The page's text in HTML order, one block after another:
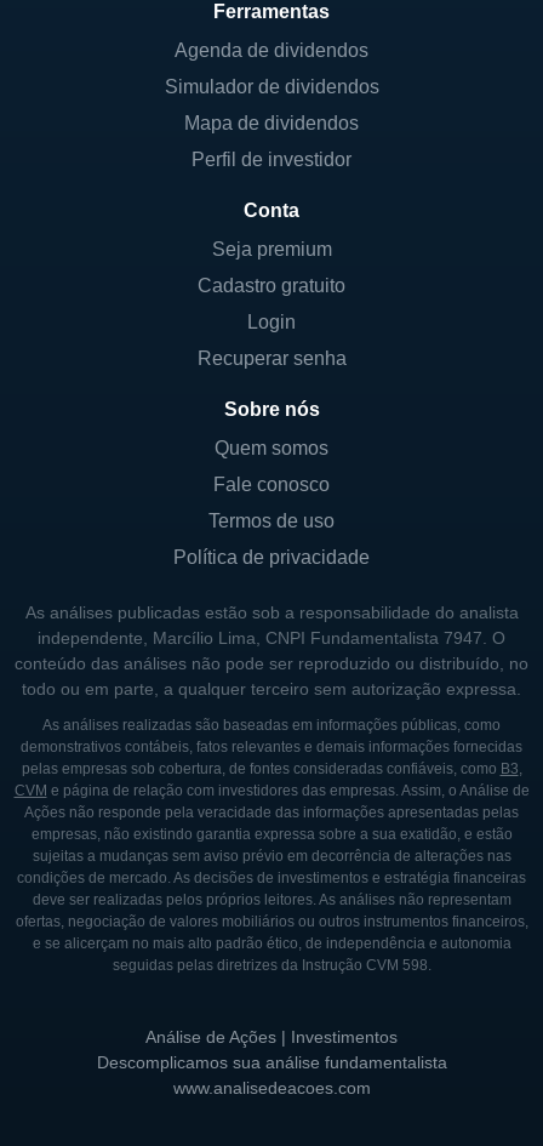
Ferramentas
Agenda de dividendos
Simulador de dividendos
Mapa de dividendos
Perfil de investidor
Conta
Seja premium
Cadastro gratuito
Login
Recuperar senha
Sobre nós
Quem somos
Fale conosco
Termos de uso
Política de privacidade
As análises publicadas estão sob a responsabilidade do analista
independente, Marcílio Lima, CNPI Fundamentalista 7947. O
conteúdo das análises não pode ser reproduzido ou distribuído, no
todo ou em parte, a qualquer terceiro sem autorização expressa.
As análises realizadas são baseadas em informações públicas, como
demonstrativos contábeis, fatos relevantes e demais informações fornecidas
pelas empresas sob cobertura, de fontes consideradas confiáveis, como B3,
CVM e página de relação com investidores das empresas. Assim, o Análise de
Ações não responde pela veracidade das informações apresentadas pelas
empresas, não existindo garantia expressa sobre a sua exatidão, e estão
sujeitas a mudanças sem aviso prévio em decorrência de alterações nas
condições de mercado. As decisões de investimentos e estratégia financeiras
deve ser realizadas pelos próprios leitores. As análises não representam
ofertas, negociação de valores mobiliários ou outros instrumentos financeiros,
e se alicerçam no mais alto padrão ético, de independência e autonomia
seguidas pelas diretrizes da Instrução CVM 598.
Análise de Ações | Investimentos
Descomplicamos sua análise fundamentalista
www.analisedeacoes.com